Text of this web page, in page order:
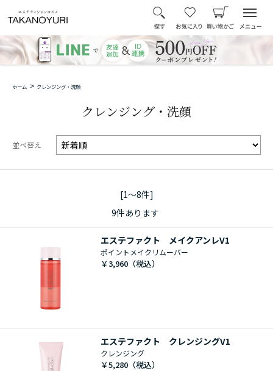
クレンジング・洗顔
並べ替え
[1～8件]
9件あります
エステファクト メイクアンレV1
ポイントメイクリムーバー
￥3,960
エステファクト クレンジングV1
クレンジング
￥5,280
ホーム > クレンジング・洗顔